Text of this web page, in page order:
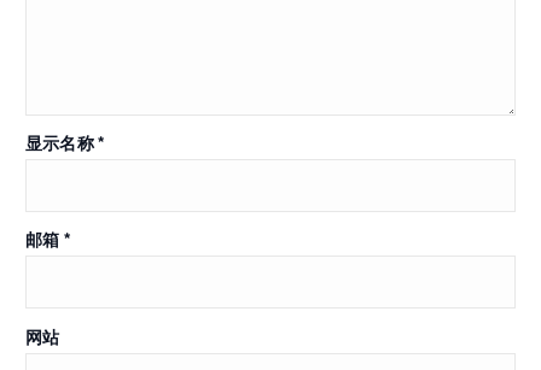
显示名称*
邮箱*
网站